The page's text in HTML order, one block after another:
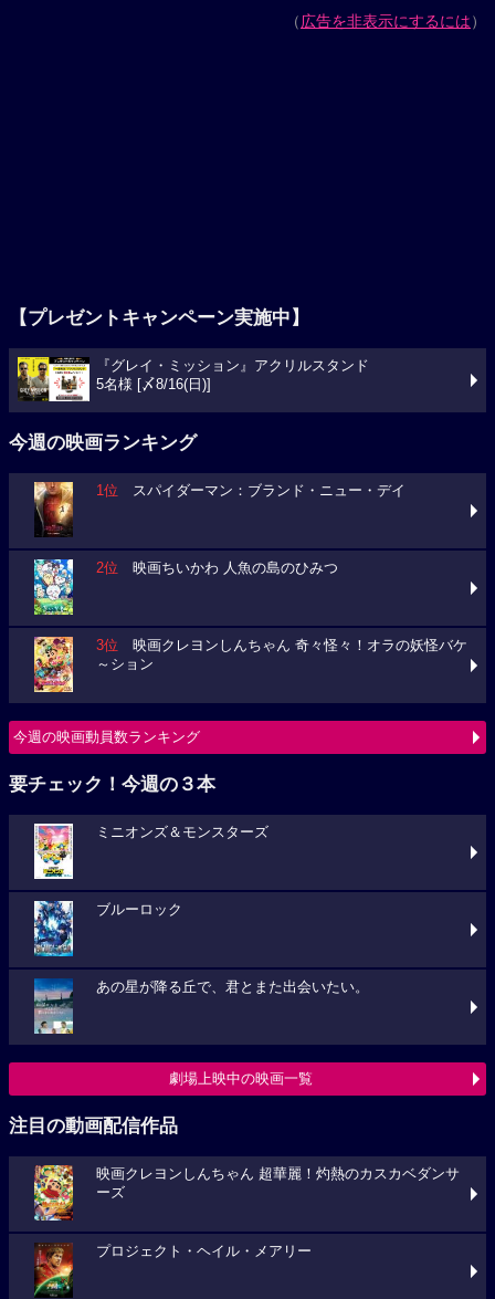
（広告を非表示にするには）
【プレゼントキャンペーン実施中】
『グレイ・ミッション』アクリルスタンド
5名様 [〆8/16(日)]
今週の映画ランキング
1位 スパイダーマン：ブランド・ニュー・デイ
2位 映画ちいかわ 人魚の島のひみつ
3位 映画クレヨンしんちゃん 奇々怪々！オラの妖怪バケ
～ション
今週の映画動員数ランキング
要チェック！今週の３本
ミニオンズ＆モンスターズ
ブルーロック
あの星が降る丘で、君とまた出会いたい。
劇場上映中の映画一覧
注目の動画配信作品
映画クレヨンしんちゃん 超華麗！灼熱のカスカベダンサ
ーズ
プロジェクト・ヘイル・メアリー